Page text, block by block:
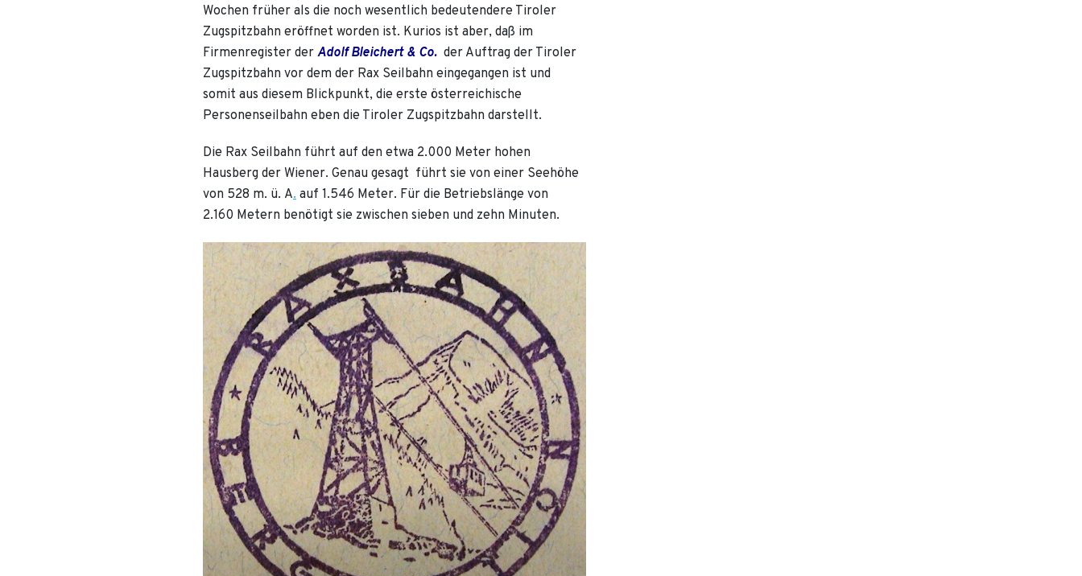
Wochen früher als die noch wesentlich bedeutendere Tiroler
Zugspitzbahn eröffnet worden ist. Kurios ist aber, daß im
Firmenregister der Adolf Bleichert & Co. der Auftrag der Tiroler
Zugspitzbahn vor dem der Rax Seilbahn eingegangen ist und
somit aus diesem Blickpunkt, die erste österreichische
Personenseilbahn eben die Tiroler Zugspitzbahn darstellt.
Die Rax Seilbahn führt auf den etwa 2.000 Meter hohen
Hausberg der Wiener. Genau gesagt führt sie von einer Seehöhe
von 528 m. ü. A. auf 1.546 Meter. Für die Betriebslänge von
2.160 Metern benötigt sie zwischen sieben und zehn Minuten.